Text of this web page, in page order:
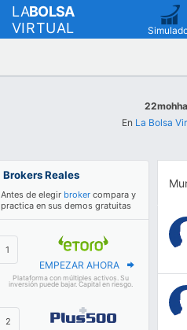
LABOLSA
VIRTUAL
22mohha_
En La Bolsa
Brokers Reales
Antes de elegir broker compara y
practica en sus demos gratuitas
EMPEZAR AHORA
Plataforma con múltiples activos. Su
inversión puede bajar. Capital en riesgo.